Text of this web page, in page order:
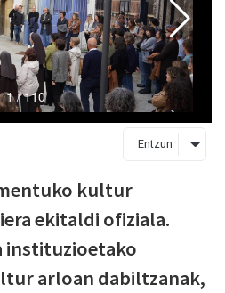
Entzun
kultur
ekitaldi ofiziala.
instituzioetako
arloan dabiltzanak,